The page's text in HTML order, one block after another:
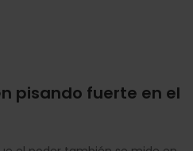
pisando fuerte en el